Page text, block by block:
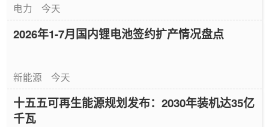
电力 今天
2026年1-7月国内锂电池签约扩产情况盘点
新能源 今天
十五五可再生能源规划发布：2030年装机达35亿
千瓦